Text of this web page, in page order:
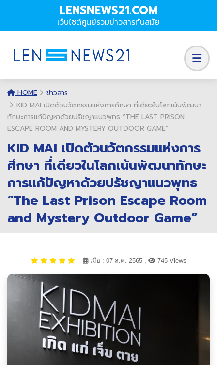
LENSNEWS21.COM
เว็บไซต์ศูนย์รวมข่าวสารทันสมัย
HOME
ข่าวสาร
KID MAI เปิดตัวนวัตกรรมแห่งการศึกษา ที่เดียวในโลกเน้นพัฒนา
ทักษะการแก้ปัญหาด้วยปรัชญาแนวพุทธ “THE LAST PRISON
ESCAPE ROOM AND MYSTERY OUTDOOR GAME”
KID MAI เปิดตัวนวัตกรรมแห่งการ
ศึกษา ที่เดียวในโลกเน้นพัฒนาทักษะ
การแก้ปัญหาด้วยปรัชญาแนวพุทธ
“The Last Prison Escape Room
and Mystery Outdoor Game”
เมื่อ : 07 ส.ค. 2565 , 745 Views